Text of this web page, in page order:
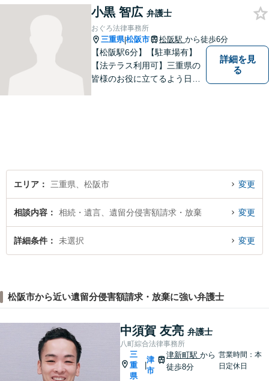
小黒 智広 弁護士
おぐろ法律事務所
三重県|松阪市 松阪駅 から徒歩6分
【松阪駅6分】【駐車場有】
【法テラス利用可】三重県の
皆様のお役に立てるよう日々
詳細を見
る
エリア 三重県、松阪市 変更
相談内容 相続・遺言、遺留分侵害額請求・放棄 変更
詳細条件 未選択 変更
松阪市から近い遺留分侵害額請求・放棄に強い弁護士
中須賀 友亮 弁護士
八町綜合法律事務所
三
重
県
|
津
市
津新町駅から
徒歩8分
営業時間：本
日定休日